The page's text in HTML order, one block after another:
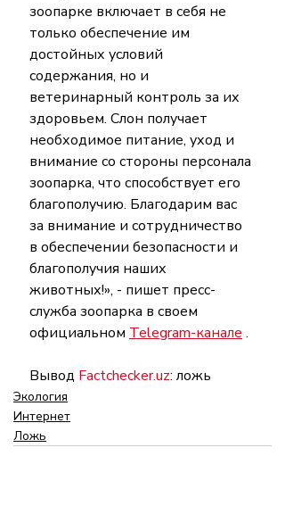
зоопарке включает в себя не
только обеспечение им
достойных условий
содержания, но и
ветеринарный контроль за их
здоровьем. Слон получает
необходимое питание, уход и
внимание со стороны персонала
зоопарка, что способствует его
благополучию. Благодарим вас
за внимание и сотрудничество
в обеспечении безопасности и
благополучия наших
животных!», - пишет пресс-
служба зоопарка в своем
официальном Telegram-канале .
Вывод Factchecker.uz: ложь
Экология
Интернет
Ложь